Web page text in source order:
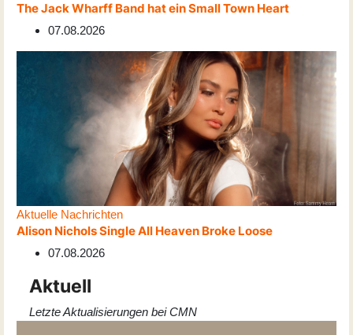
The Jack Wharff Band hat ein Small Town Heart
07.08.2026
Aktuelle Nachrichten
Alison Nichols Single All Heaven Broke Loose
07.08.2026
Aktuell
Letzte Aktualisierungen bei CMN